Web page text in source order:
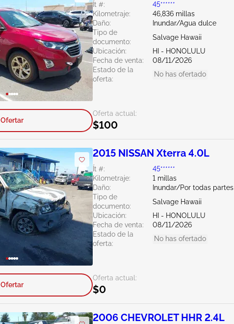
Ít #:
45******
Kilometraje:
46,836 millas
Daño:
Inundar/Agua dulce
Tipo de
documento:
Salvage Hawaii
Ubicación:
HI - HONOLULU
Fecha de venta:
08/11/2026
Estado de la
oferta:
No has ofertado
Oferta actual:
$100
Ofertar
2015 NISSAN Xterra 4.0L
Ít #:
45******
Kilometraje:
1 millas
Daño:
Inundar/Por todas partes
Tipo de
documento:
Salvage Hawaii
Ubicación:
HI - HONOLULU
Fecha de venta:
08/11/2026
Estado de la
oferta:
No has ofertado
Oferta actual:
$0
Ofertar
2006 CHEVROLET HHR 2.4L